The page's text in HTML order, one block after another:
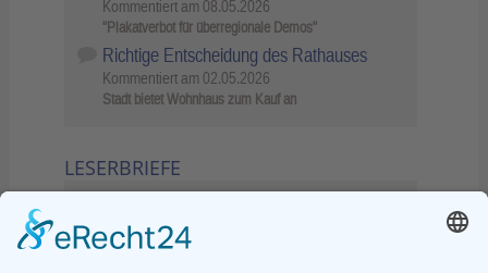
Kommentiert am 08.05.2026
"Plakatverbot für überregionale Demos"
Richtige Entscheidung des Rathauses
Kommentiert am 02.05.2026
Stadt bietet Wohnhaus zum Kauf an
LESERBRIEFE
Sperrung B455: Kleiner
Grenzverkehr statt weite Wege